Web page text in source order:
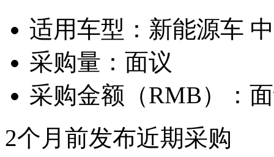
适用车型： 新能源车
采购量： 面议
采购金额（RMB）：
2个月前发布近期采购